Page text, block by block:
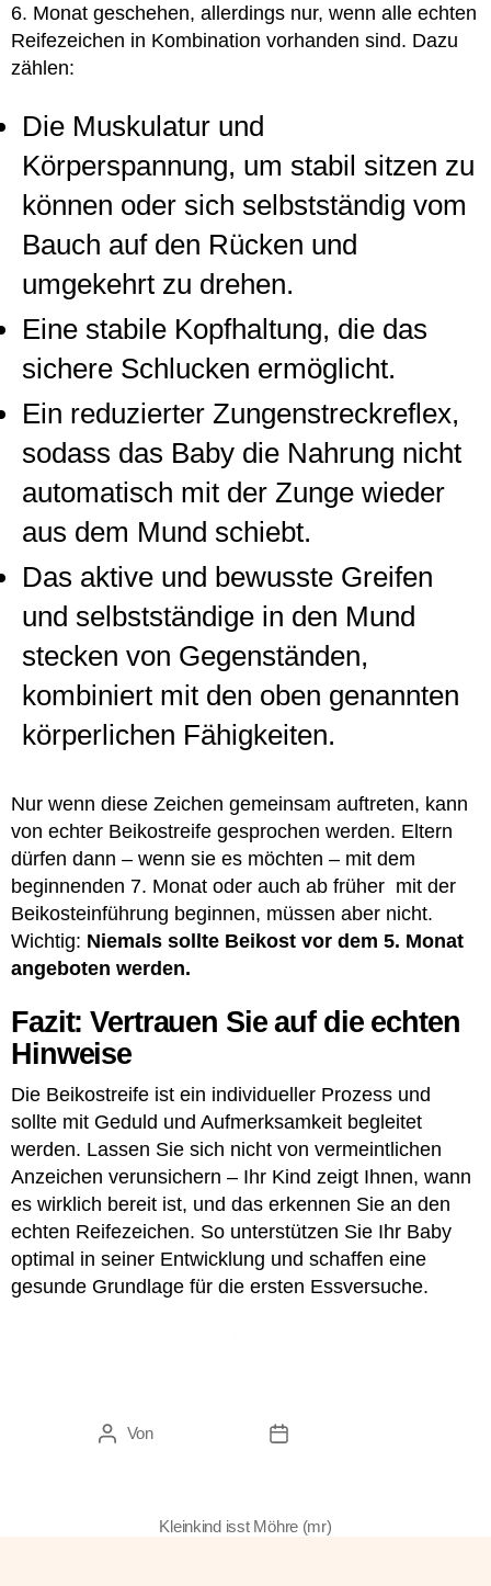
6. Monat geschehen, allerdings nur, wenn alle echten
Reifezeichen in Kombination vorhanden sind. Dazu
zählen:
Die Muskulatur und
Körperspannung, um stabil sitzen zu
können oder sich selbstständig vom
Bauch auf den Rücken und
umgekehrt zu drehen.
Eine stabile Kopfhaltung, die das
sichere Schlucken ermöglicht.
Ein reduzierter Zungenstreckreflex,
sodass das Baby die Nahrung nicht
automatisch mit der Zunge wieder
aus dem Mund schiebt.
Das aktive und bewusste Greifen
und selbstständige in den Mund
stecken von Gegenständen,
kombiniert mit den oben genannten
körperlichen Fähigkeiten.
Nur wenn diese Zeichen gemeinsam auftreten, kann
von echter Beikostreife gesprochen werden. Eltern
dürfen dann – wenn sie es möchten – mit dem
beginnenden 7. Monat oder auch ab früher mit der
Beikosteinführung beginnen, müssen aber nicht.
Wichtig: Niemals sollte Beikost vor dem 5. Monat
angeboten werden.
Fazit: Vertrauen Sie auf die echten
Hinweise
Die Beikostreife ist ein individueller Prozess und
sollte mit Geduld und Aufmerksamkeit begleitet
werden. Lassen Sie sich nicht von vermeintlichen
Anzeichen verunsichern – Ihr Kind zeigt Ihnen, wann
es wirklich bereit ist, und das erkennen Sie an den
echten Reifezeichen. So unterstützen Sie Ihr Baby
optimal in seiner Entwicklung und schaffen eine
gesunde Grundlage für die ersten Essversuche.
Beitragsautor
Von Veröffentlichungsdatum
Kleinkind isst Möhre (mr)